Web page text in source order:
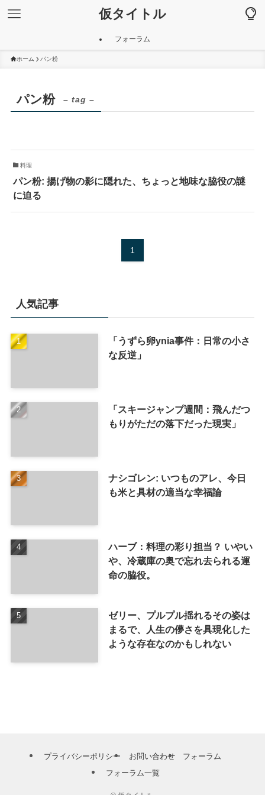
仮タイトル
フォーラム
ホーム パン粉
人気記事
「うずら卵ynia事件：日常の小さ
な反逆」
「スキージャンプ週間：飛んだつ
もりがただの落下だった現実」
ナシゴレン: いつものアレ、今日
も米と具材の適当な幸福論
ハーブ：料理の彩り担当？ いやい
や、冷蔵庫の奥で忘れ去られる運
命の脇役。
ゼリー、プルプル揺れるその姿は
まるで、人生の儚さを具現化した
ような存在なのかもしれない
パン粉 – tag –
料理
パン粉: 揚げ物の影に隠れた、ちょっと地味な脇役の謎
に迫る
1
プライバシーポリシー お問い合わせ
フォーラム
フォーラム一覧